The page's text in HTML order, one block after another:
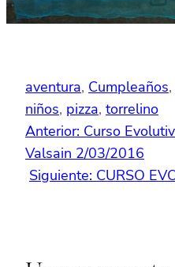
aventura, Cumpleaños,
niños, pizza, torrelino
Anterior: Curso
Valsain 2/03/2016
Siguiente: CURSO